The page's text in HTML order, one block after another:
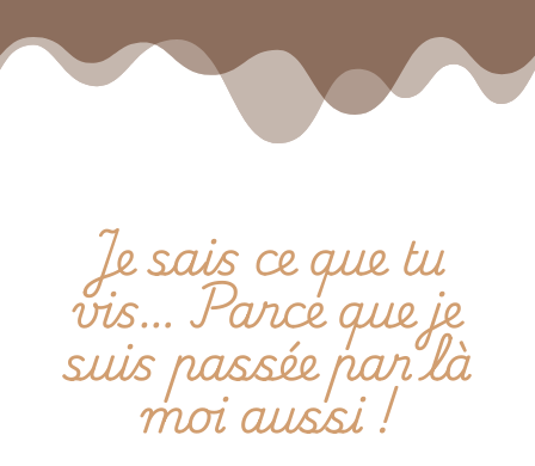
Je sais ce que tu
vis… Parce que je
suis passée par là
moi aussi !